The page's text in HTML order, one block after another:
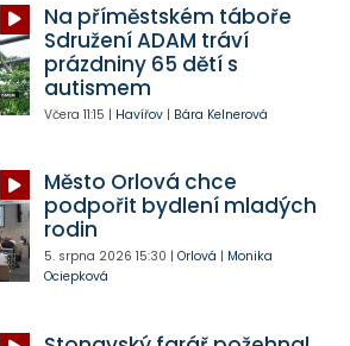
Na příměstském táboře
Sdružení ADAM tráví
prázdniny 65 dětí s
autismem
Včera 11:15 | Havířov| Bára Kelnerová
Město Orlová chce
podpořit bydlení mladých
rodin
5. srpna 2026 15:30 | Orlová | Monika
Ociepková